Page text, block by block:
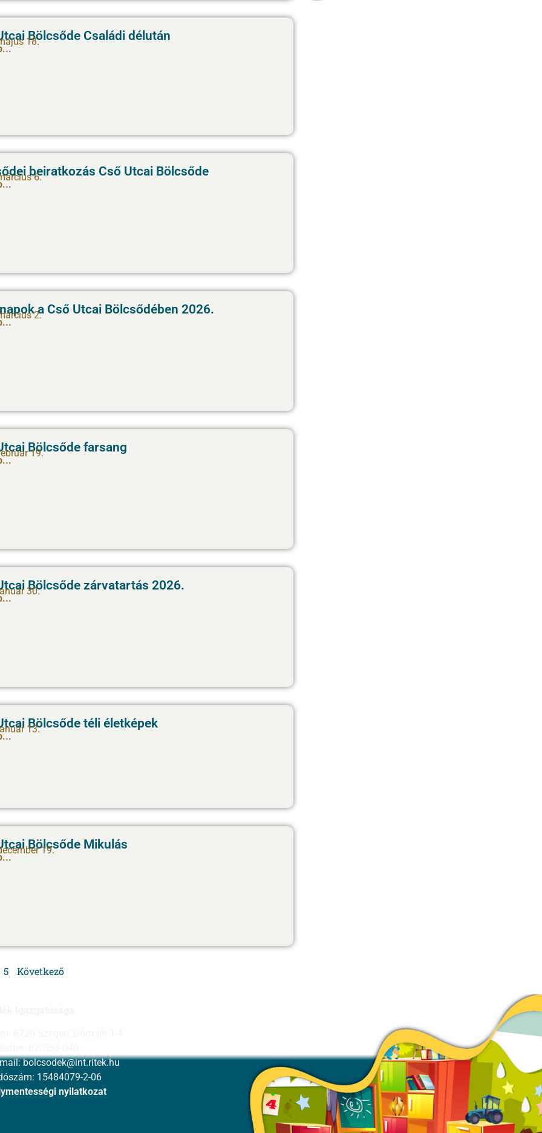
Bölcsőde Családi délután
18.
beiratkozás Cső Utcai Bölcsőde
6.
a Cső Utcai Bölcsődében 2026.
2.
Bölcsőde farsang
19.
Bölcsőde zárvatartás 2026.
30.
Bölcsőde téli életképek
13.
Bölcsőde Mikulás
19.
5 Következő
bolcsodek@int.ritek.hu
15484079-2-06
nyilatkozat